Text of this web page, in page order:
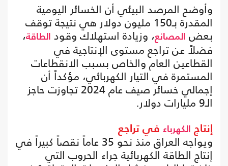
وأوضح المرصد البيئي أن الخسائر اليومية
المقدرة بـ150 مليون دولار هي نتيجة توقف
بعض المصانع، وزيادة استهلاك وقود الطاقة،
فضلاً عن تراجع مستوى الإنتاجية في
القطاعين العام والخاص بسبب الانقطاعات
المستمرة في التيار الكهربائي، مؤكداً أن
إجمالي خسائر صيف عام 2024 تجاوزت حاجز
الـ9 مليارات دولار.
إنتاج الكهرباء في تراجع
ويواجه العراق منذ نحو 35 عاماً نقصاً كبيراً في
إنتاج الطاقة الكهربائية جراء الحروب التي